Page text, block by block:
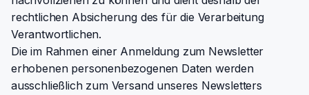
rechtlichen Absicherung des für die Verarbeitung
Verantwortlichen.
Die im Rahmen einer Anmeldung zum Newsletter
erhobenen personenbezogenen Daten werden
ausschließlich zum Versand unseres Newsletters